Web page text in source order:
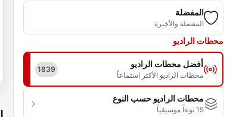
المفضلة
المفضلة والأخيرة
محطات الراديو
أفضل محطات الراديو
محطات الراديو الأكثر استماعاً
1839
محطات الراديو حسب النوع
15 نوعاً موسيقياً